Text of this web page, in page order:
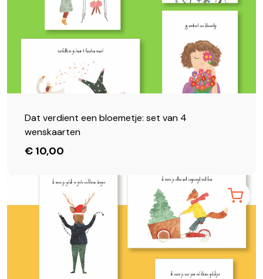
Dat verdient een bloemetje: set van 4
wenskaarten
€ 10,00